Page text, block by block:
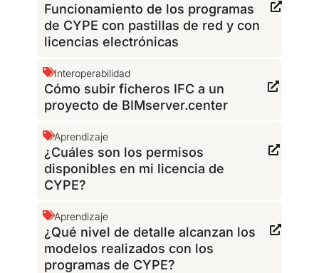
Funcionamiento de los programas
de CYPE con pastillas de red y con
licencias electrónicas
Interoperabilidad
Cómo subir ficheros IFC a un
proyecto de BIMserver.center
Aprendizaje
¿Cuáles son los permisos
disponibles en mi licencia de
CYPE?
Aprendizaje
¿Qué nivel de detalle alcanzan los
modelos realizados con los
programas de CYPE?